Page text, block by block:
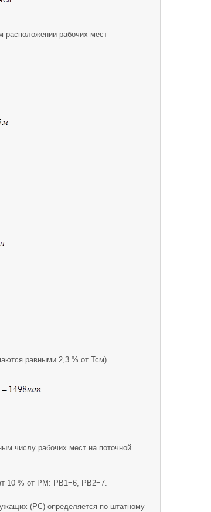
расположении рабочих мест
равными 2,3 % от Тсм).
числу рабочих мест на поточной
10 % от РМ: РВ1=6, РВ2=7.
(РС) определяется по штатному